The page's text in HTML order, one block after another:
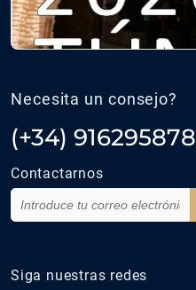
Necesita un consejo?
(+34) 916295878
Contactarnos
Siga nuestras redes